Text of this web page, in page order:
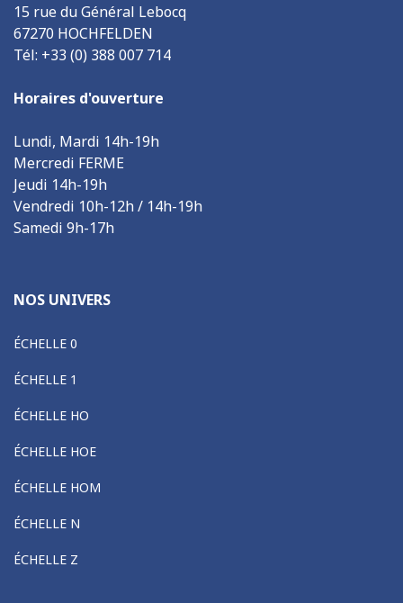
15 rue du Général Lebocq
67270 HOCHFELDEN
Tél: +33 (0) 388 007 714
Horaires d'ouverture
Lundi, Mardi 14h-19h
Mercredi FERME
Jeudi 14h-19h
Vendredi 10h-12h / 14h-19h
Samedi 9h-17h
NOS UNIVERS
ÉCHELLE 0
ÉCHELLE 1
ÉCHELLE HO
ÉCHELLE HOE
ÉCHELLE HOM
ÉCHELLE N
ÉCHELLE Z